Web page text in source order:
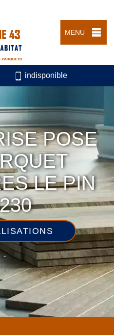
MENU
indisponible
POSE
LE PIN